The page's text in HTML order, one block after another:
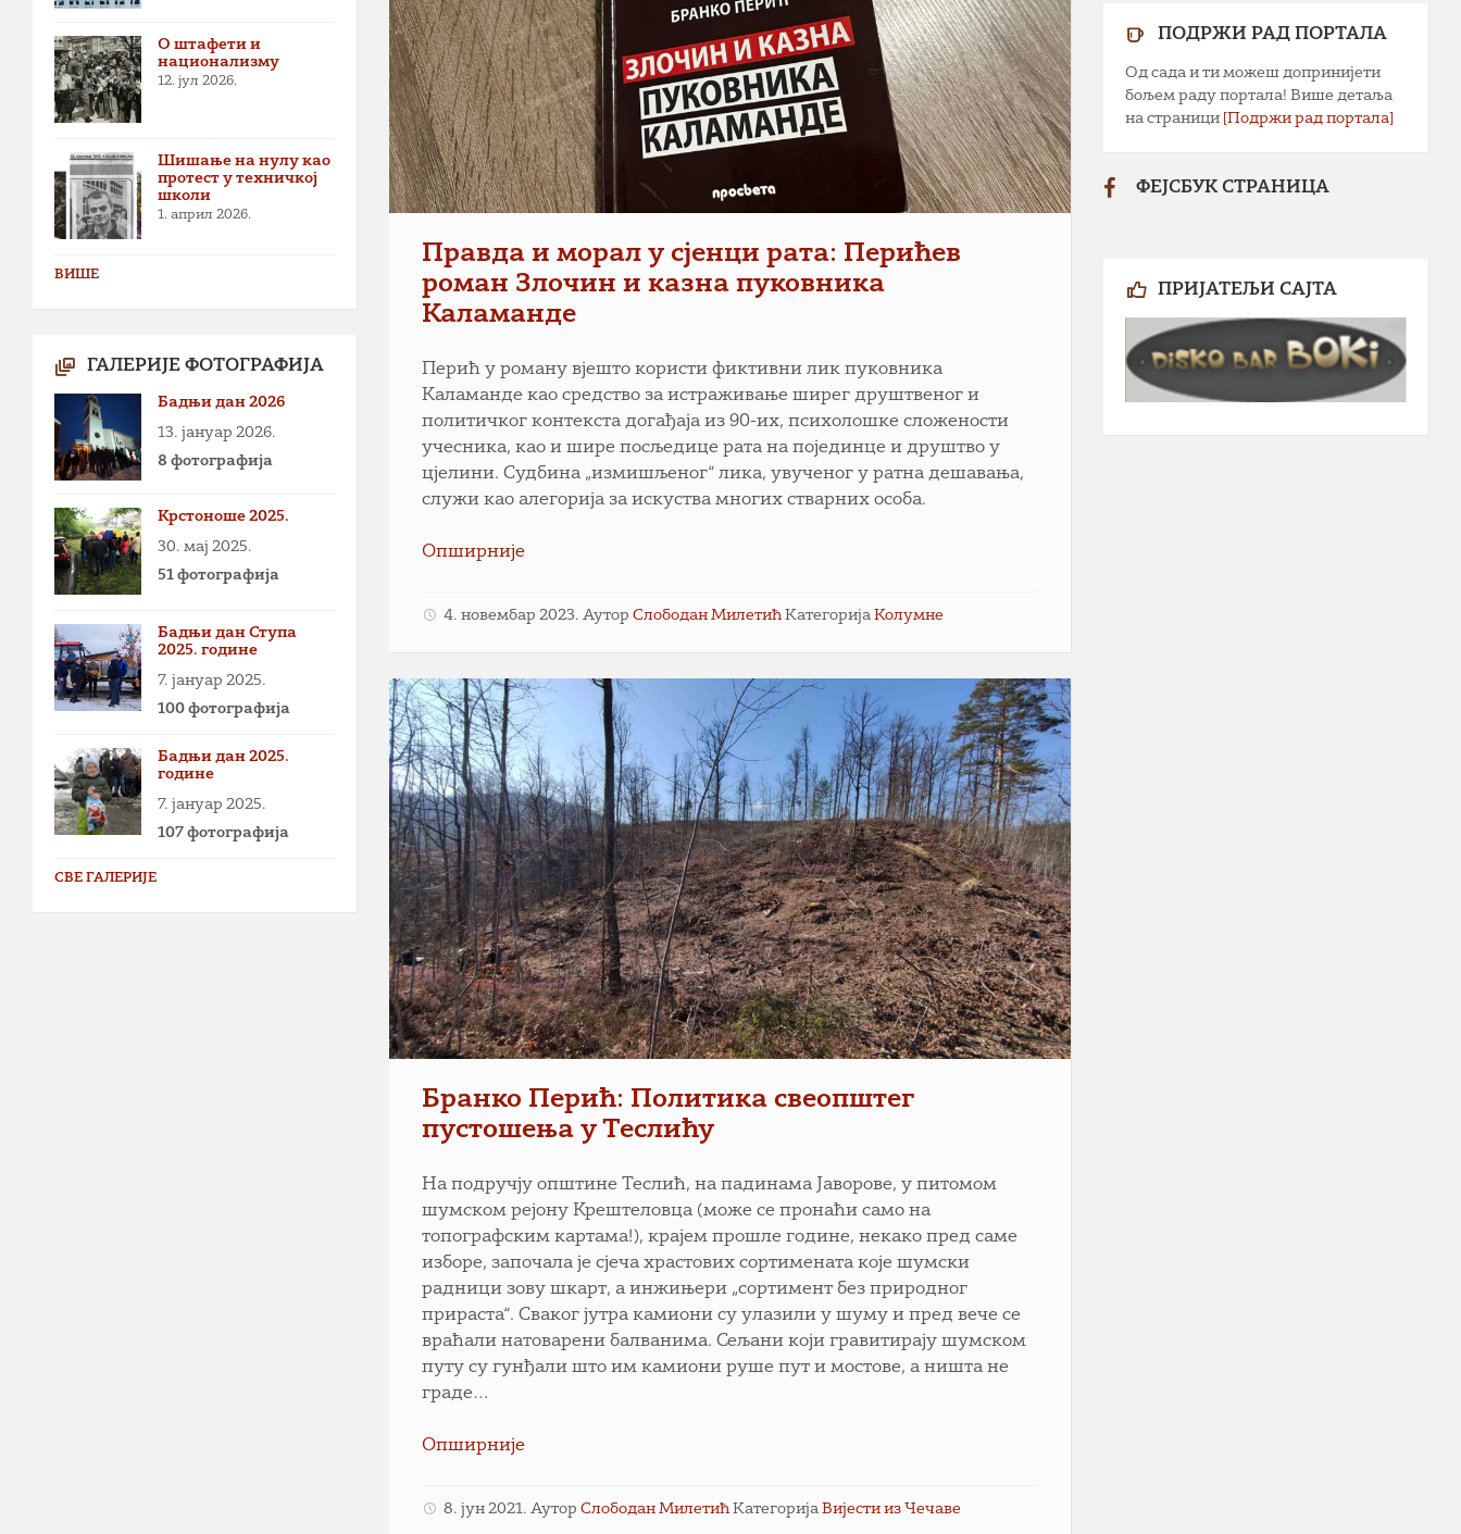
Правда и морал у сјенци рата: Перићев
роман Злочин и казна пуковника
Каламанде
Перић у роману вјешто користи фиктивни лик пуковника
Каламанде као средство за истраживање ширег друштвеног и
политичког контекста догађаја из 90-их, психолошке сложености
учесника, као и шире посљедице рата на појединце и друштво у
цјелини. Судбина „измишљеног“ лика, увученог у ратна дешавања,
служи као алегорија за искуства многих стварних особа.
Опширније
4. новембар 2023. АуторСлободан Милетић КатегоријаКолумне
Бранко Перић: Политика свеопштег
пустошења у Теслићу
На подручју општине Теслић, на падинама Јаворове, у питомом
шумском рејону Крештеловца (може се пронаћи само на
топографским картама!), крајем прошле године, некако пред саме
изборе, започала је сјеча храстових сортимената које шумски
радници зову шкарт, а инжињери „сортимент без природног
прираста“. Сваког јутра камиони су улазили у шуму и пред вече се
враћали натоварени балванима. Сељани који гравитирају шумском
путу су гунђали што им камиони руше пут и мостове, а ништа не
граде…
Опширније
8. јун 2021. АуторСлободан Милетић КатегоријаВијести из Чечаве
О штафети и
национализму
12. јул 2026.
Шишање на нулу као
протест у техничкој
школи
1. април 2026.
ВИШЕ
ГАЛЕРИЈЕ ФОТОГРАФИЈА
Бадњи дан 2026
13. јануар 2026.
8 фотографија
Крстоноше 2025.
30. мај 2025.
51 фотографија
Бадњи дан Ступа
2025. године
7. јануар 2025.
100 фотографија
Бадњи дан 2025.
године
7. јануар 2025.
107 фотографија
СВЕ ГАЛЕРИЈЕ
ПОДРЖИ РАД ПОРТАЛА
Од сада и ти можеш допринијети
бољем раду портала! Више детаља
на страници [Подржи рад портала]
ФЕЈСБУК СТРАНИЦА
ПРИЈАТЕЉИ САЈТА